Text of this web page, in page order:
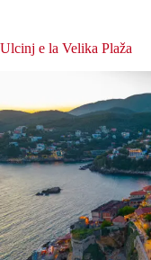
Ulcinj e la Velika Plaža